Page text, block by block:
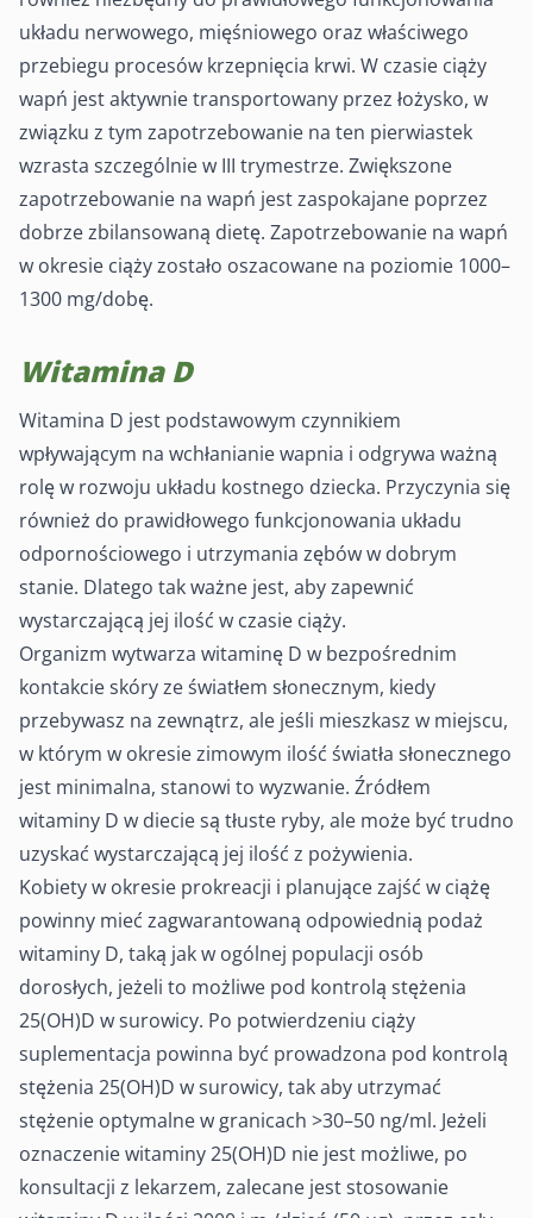
układu nerwowego, mięśniowego oraz właściwego
przebiegu procesów krzepnięcia krwi. W czasie ciąży
wapń jest aktywnie transportowany przez łożysko, w
związku z tym zapotrzebowanie na ten pierwiastek
wzrasta szczególnie w III trymestrze. Zwiększone
zapotrzebowanie na wapń jest zaspokajane poprzez
dobrze zbilansowaną dietę. Zapotrzebowanie na wapń
w okresie ciąży zostało oszacowane na poziomie 1000–
1300 mg/dobę.
Witamina D
Witamina D jest podstawowym czynnikiem
wpływającym na wchłanianie wapnia i odgrywa ważną
rolę w rozwoju układu kostnego dziecka. Przyczynia się
również do prawidłowego funkcjonowania układu
odpornościowego i utrzymania zębów w dobrym
stanie. Dlatego tak ważne jest, aby zapewnić
wystarczającą jej ilość w czasie ciąży.
Organizm wytwarza witaminę D w bezpośrednim
kontakcie skóry ze światłem słonecznym, kiedy
przebywasz na zewnątrz, ale jeśli mieszkasz w miejscu,
w którym w okresie zimowym ilość światła słonecznego
jest minimalna, stanowi to wyzwanie. Źródłem
witaminy D w diecie są tłuste ryby, ale może być trudno
uzyskać wystarczającą jej ilość z pożywienia.
Kobiety w okresie prokreacji i planujące zajść w ciążę
powinny mieć zagwarantowaną odpowiednią podaż
witaminy D, taką jak w ogólnej populacji osób
dorosłych, jeżeli to możliwe pod kontrolą stężenia
25(OH)D w surowicy. Po potwierdzeniu ciąży
suplementacja powinna być prowadzona pod kontrolą
stężenia 25(OH)D w surowicy, tak aby utrzymać
stężenie optymalne w granicach >30–50 ng/ml. Jeżeli
oznaczenie witaminy 25(OH)D nie jest możliwe, po
konsultacji z lekarzem, zalecane jest stosowanie